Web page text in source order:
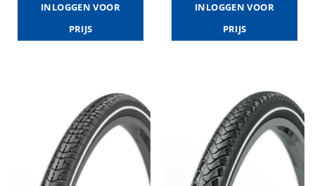
INLOGGEN VOOR
PRIJS
INLOGGEN VOOR
PRIJS